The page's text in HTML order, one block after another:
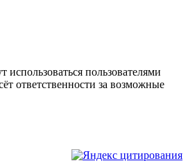
пользователями
ответственности за возможные